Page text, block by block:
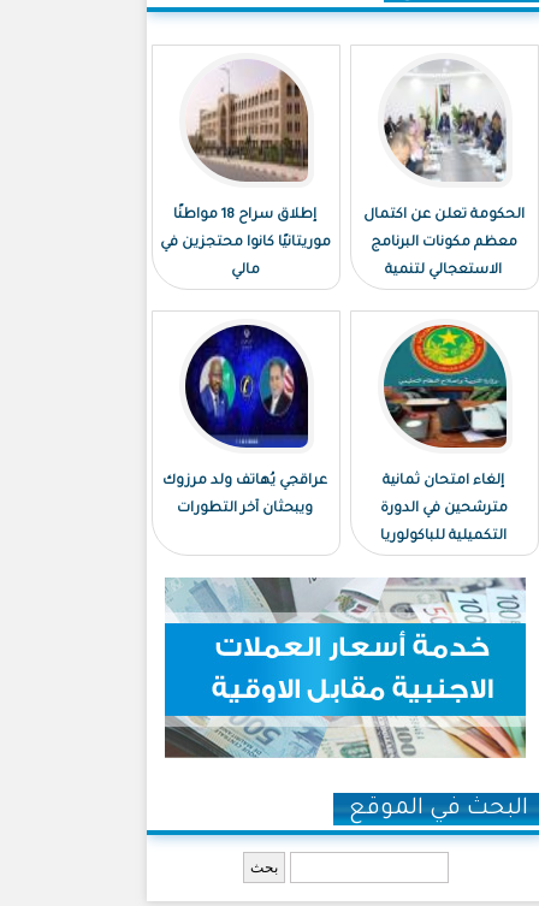
الحكومة تعلن عن اكتمال
معظم مكونات البرنامج
الاستعجالي لتنمية
إطلاق سراح 18 مواطنًا
موريتانيًا كانوا محتجزين في
مالي
إلغاء امتحان ثمانية
مترشحين في الدورة
التكميلية للباكولوريا
عراقجي يُهاتف ولد مرزوك
ويبحثان آخر التطورات
البحث في الموقع